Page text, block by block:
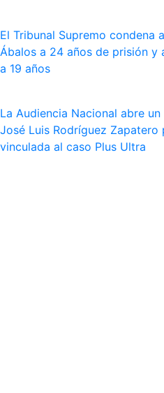
El Tribunal Supremo condena
Ábalos a 24 años de prisión y
a 19 años
La Audiencia Nacional abre
José Luis Rodríguez
vinculada al caso Plus Ultra